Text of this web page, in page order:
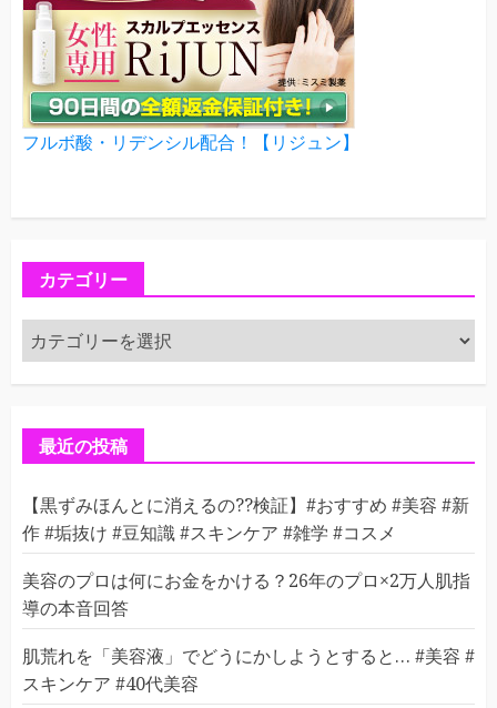
フルボ酸・リデンシル配合！【リジュン】
カテゴリー
カ
テ
ゴ
最近の投稿
【黒ずみほんとに消えるの??検証】#おすすめ #美容 #新
作 #垢抜け #豆知識 #スキンケア #雑学 #コスメ
美容のプロは何にお金をかける？26年のプロ×2万人肌指
導の本音回答
肌荒れを「美容液」でどうにかしようとすると… #美容 #
スキンケア #40代美容